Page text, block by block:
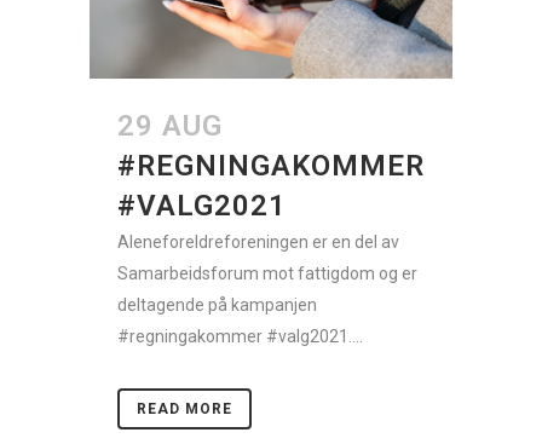
29 AUG
#REGNINGAKOMMER
#VALG2021
Aleneforeldreforeningen er en del av
Samarbeidsforum mot fattigdom og er
deltagende på kampanjen
#regningakommer #valg2021....
READ MORE